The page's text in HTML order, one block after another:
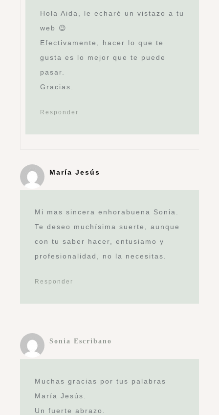
Hola Aida, le echaré un vistazo a tu
web 😉
Efectivamente, hacer lo que te
gusta es lo mejor que te puede
pasar.
Gracias.
Responder
María Jesús
Mi mas sincera enhorabuena Sonia.
Te deseo muchísima suerte, aunque
con tu saber hacer, entusiamo y
profesionalidad, no la necesitas.
Responder
Sonia Escribano
Muchas gracias por tus palabras
María Jesús.
Un fuerte abrazo.